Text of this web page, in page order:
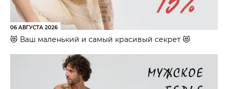
06 АВГУСТА 2026
😻 Ваш маленький и самый красивый секрет 😻